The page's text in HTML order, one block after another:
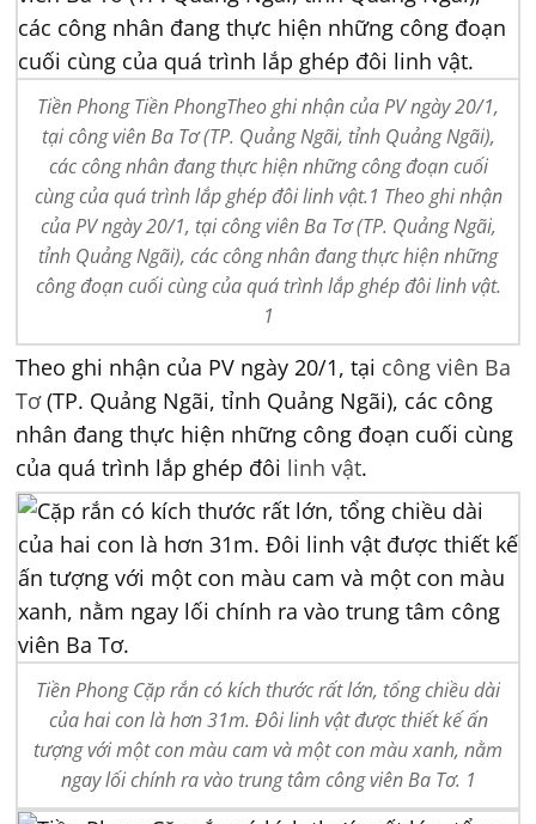
Tiền Phong Tiền PhongTheo ghi nhận của PV ngày 20/1,
tại công viên Ba Tơ (TP. Quảng Ngãi, tỉnh Quảng Ngãi),
các công nhân đang thực hiện những công đoạn cuối
cùng của quá trình lắp ghép đôi linh vật.1 Theo ghi nhận
của PV ngày 20/1, tại công viên Ba Tơ (TP. Quảng Ngãi,
tỉnh Quảng Ngãi), các công nhân đang thực hiện những
công đoạn cuối cùng của quá trình lắp ghép đôi linh vật.
1
Theo ghi nhận của PV ngày 20/1, tại công viên Ba
Tơ(TP. Quảng Ngãi, tỉnh Quảng Ngãi), các công
nhân đang thực hiện những công đoạn cuối cùng
của quá trình lắp ghép đôi linh vật.
Tiền Phong Cặp rắn có kích thước rất lớn, tổng chiều dài
của hai con là hơn 31m. Đôi linh vật được thiết kế ấn
tượng với một con màu cam và một con màu xanh, nằm
ngay lối chính ra vào trung tâm công viên Ba Tơ. 1